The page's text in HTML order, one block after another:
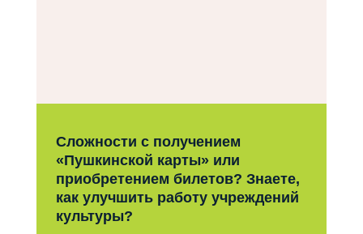
Сложности с получением
«Пушкинской карты» или
приобретением билетов? Знаете,
как улучшить работу учреждений
культуры?